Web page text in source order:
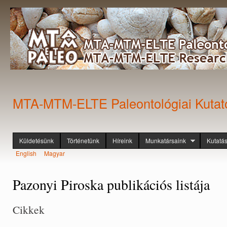
MTA-MTM-ELTE Paleontológiai
Főmenü
Küldetésünk Történetünk Híreink Munkatársaink
Nyelvek
English Magyar
Pazonyi Piroska publikációs listája
Cikkek